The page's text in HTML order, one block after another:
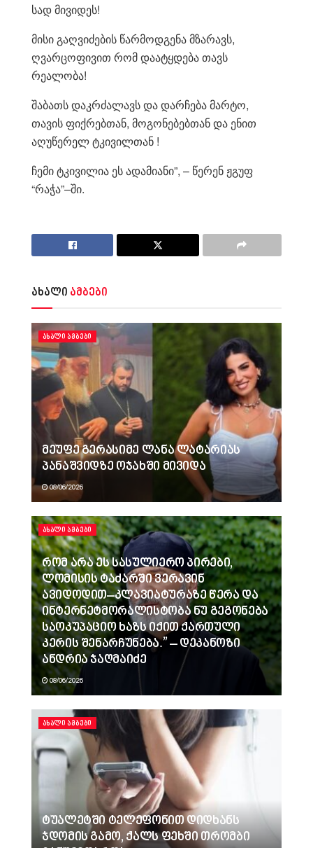
სად მივიდეს!
მისი გაღვიძების წარმოდგენა მზარავს,
ღვარცოფივით რომ დაატყდება თავს
რეალობა!
შაბათს დაკრძალავს და დარჩება მარტო,
თავის ფიქრებთან, მოგონებებთან და ენით
აღუწერელ ტკივილთან !
ჩემი ტკივილია ეს ადამიანი”, – წერენ ჟგუფ
“რაჭა”–ში.
ახალი ამბები
ᲐᲮᲐᲚᲘ ᲐᲛᲑᲔᲑᲘ
მეუფე გერასიმე ლანა ლატარიას
პანაშვიდზე ოჯახში მივიდა
08/06/2026
ᲐᲮᲐᲚᲘ ᲐᲛᲑᲔᲑᲘ
რომ არა ეს სასულიერო პირები,
ლომისის ტაძარში ვერავინ
ავიდოდით–კლავიატურაზე წერა და
ინტერნეტმორალისტობა ნუ გეგონება
საოკუპაციო ხაზს იქით ქართული
კერის შენარჩუნება.” – დეკანოზი
ანდრია ჯაღმაიძე
08/06/2026
ᲐᲮᲐᲚᲘ ᲐᲛᲑᲔᲑᲘ
ტუალეტში ტელეფონით დიდხანს
ჯდომის გამო, ქალს ფეხში თრომბი